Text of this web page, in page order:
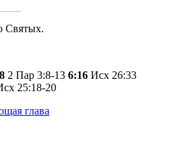
Святых.
2 Пар 3:8-13 6:16 Исх 26:33
25:18-20
глава